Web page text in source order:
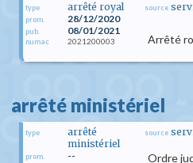
type arrêté royal
prom. 28/12/2020
pub. 08/01/2021
numac 2021200003
source
Arrêté
arrêté ministériel
type
arrêté
ministériel
prom. --
source
Ordre